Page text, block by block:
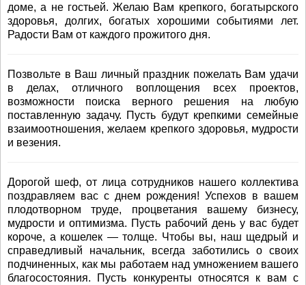
доме, а не гостьей. Желаю Вам крепкого, богатырского
здоровья, долгих, богатых хорошими событиями лет.
Радости Вам от каждого прожитого дня.
Позвольте в Ваш личный праздник пожелать Вам удачи
в делах, отличного воплощения всех проектов,
возможности поиска верного решения на любую
поставленную задачу. Пусть будут крепкими семейные
взаимоотношения, желаем крепкого здоровья, мудрости
и везения.
Дорогой шеф, от лица сотрудников нашего коллектива
поздравляем вас с днем рождения! Успехов в вашем
плодотворном труде, процветания вашему бизнесу,
мудрости и оптимизма. Пусть рабочий день у вас будет
короче, а кошелек — толще. Чтобы вы, наш щедрый и
справедливый начальник, всегда заботились о своих
подчиненных, как мы работаем над умножением вашего
благосостояния. Пусть конкуренты относятся к вам с